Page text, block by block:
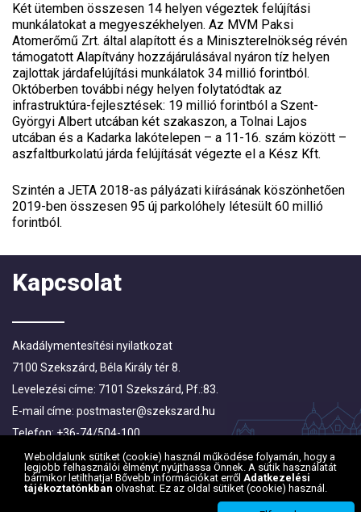
Weboldalunk sütiket (cookie) használ működése folyamán, hogy a
legjobb felhasználói élményt nyújthassa Önnek. A sütik használatát
bármikor letilthatja! Bővebb információkat erről Adatkezelési
tájékoztatónkban olvashat. Ez az oldal sütiket (cookie) használ.
Két ütemben összesen 14 helyen végeztek felújítási
munkálatokat a megyeszékhelyen. Az MVM Paksi
Atomerőmű Zrt. által alapított és a Miniszterelnökség révén
támogatott Alapítvány hozzájárulásával nyáron tíz helyen
zajlottak járdafelújítási munkálatok 34 millió forintból.
Októberben további négy helyen folytatódtak az
infrastruktúra-fejlesztések: 19 millió forintból a Szent-
Györgyi Albert utcában két szakaszon, a Tolnai Lajos
utcában és a Kadarka lakótelepen – a 11-16. szám között –
aszfaltburkolatú járda felújítását végezte el a Kész Kft.
Szintén a JETA 2018-as pályázati kiírásának köszönhetően
2019-ben összesen 95 új parkolóhely létesült 60 millió
forintból.
Kapcsolat
Akadálymentesítési nyilatkozat
7100 Szekszárd, Béla Király tér 8.
Levelezési címe: 7101 Szekszárd, Pf.:83.
E-mail címe: postmaster@szekszard.hu
Telefon: +36-74/504-100
Fax: +36-74/412-719; +36-74/510-251